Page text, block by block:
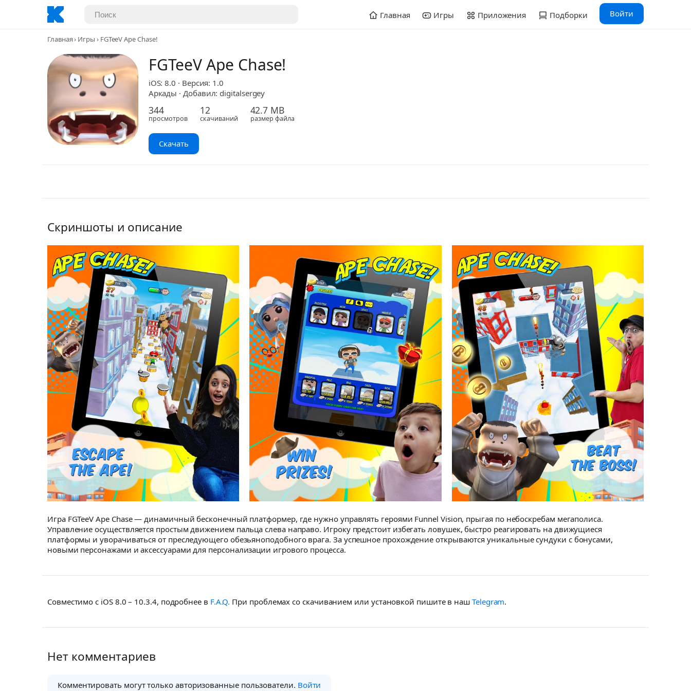
Главная Игры Приложения Подборки Войти
Главная Игры FGTeeV Ape Chase!
FGTeeV Ape Chase!
iOS: 8.0 · Версия: 1.0
Аркады · Добавил: digitalsergey
344
просмотров
12
скачиваний
42.7 MB
размер файла
Скачать
Скриншоты и описание
Игра FGTeeV Ape Chase — динамичный бесконечный платформер, где нужно управлять героями Funnel Vision, прыгая по небоскребам мегаполиса.
Управление осуществляется простым движением пальца слева направо. Игроку предстоит избегать ловушек, быстро реагировать на движущиеся
платформы и уворачиваться от преследующего обезьяноподобного врага. За успешное прохождение открываются уникальные сундуки с бонусами,
новыми персонажами и аксессуарами для персонализации игрового процесса.
Совместимо с iOS 8.0 – 10.3.4, подробнее в F.A.Q. При проблемах со скачиванием или установкой пишите в нашTelegram.
Нет комментариев
Комментировать могут только авторизованные пользователи. Войти